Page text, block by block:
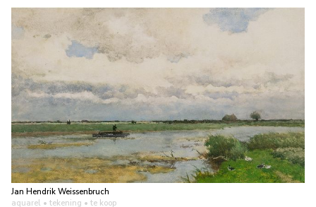
Jan Hendrik Weissenbruch
aquarel • tekening • te koop